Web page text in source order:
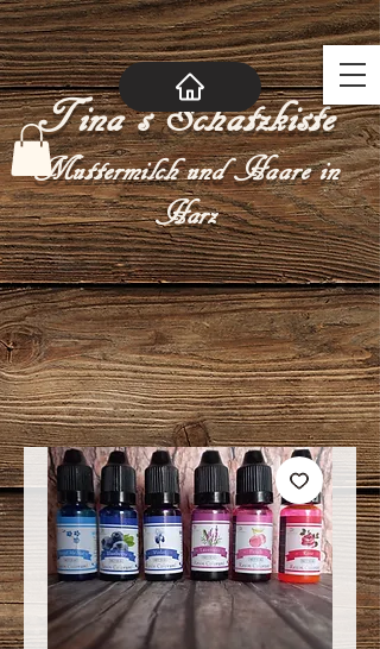
Tina´s Schatzkiste
Muttermilch und Haare in
Harz